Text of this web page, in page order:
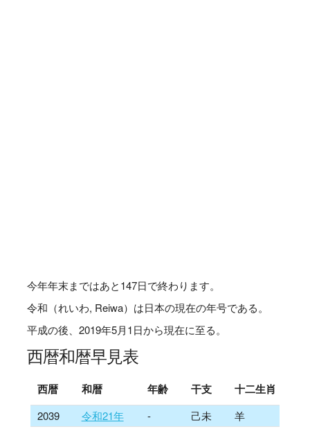
今年年末まではあと147日で終わります。
令和（れいわ, Reiwa）は日本の現在の年号である。
平成の後、2019年5月1日から現在に至る。
西暦和暦早見表
西暦 和暦 年齢 干支 十二生肖
2039 令和21年 - 己未
羊